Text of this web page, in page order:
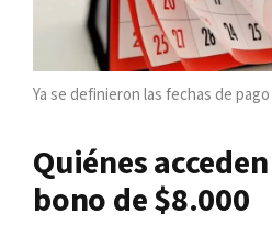
Ya se definieron las fechas de
Quiénes
bono de $8.000